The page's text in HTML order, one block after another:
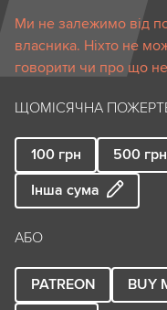
Ми не залежимо від
власника. Ніхто не
говорити чи про що
ЩОМІСЯЧНА
100 грн 500 грн
Інша сума
АБО
PATREON BUY